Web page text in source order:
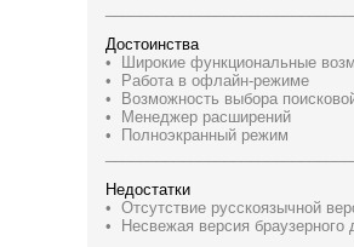
Достоинства
• Широкие функциональные
• Работа в офлайн-режиме
• Возможность выбора
• Менеджер расширений
• Полноэкранный режим
Недостатки
• Отсутствие русскоязычной
• Несвежая версия браузерного